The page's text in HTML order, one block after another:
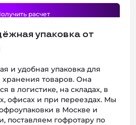
упаковка от
и удобная упаковка для
товаров. Она
в логистике, на складах, в
офисах и при переездах. Мы
в Москве и
поставляем гофротару по